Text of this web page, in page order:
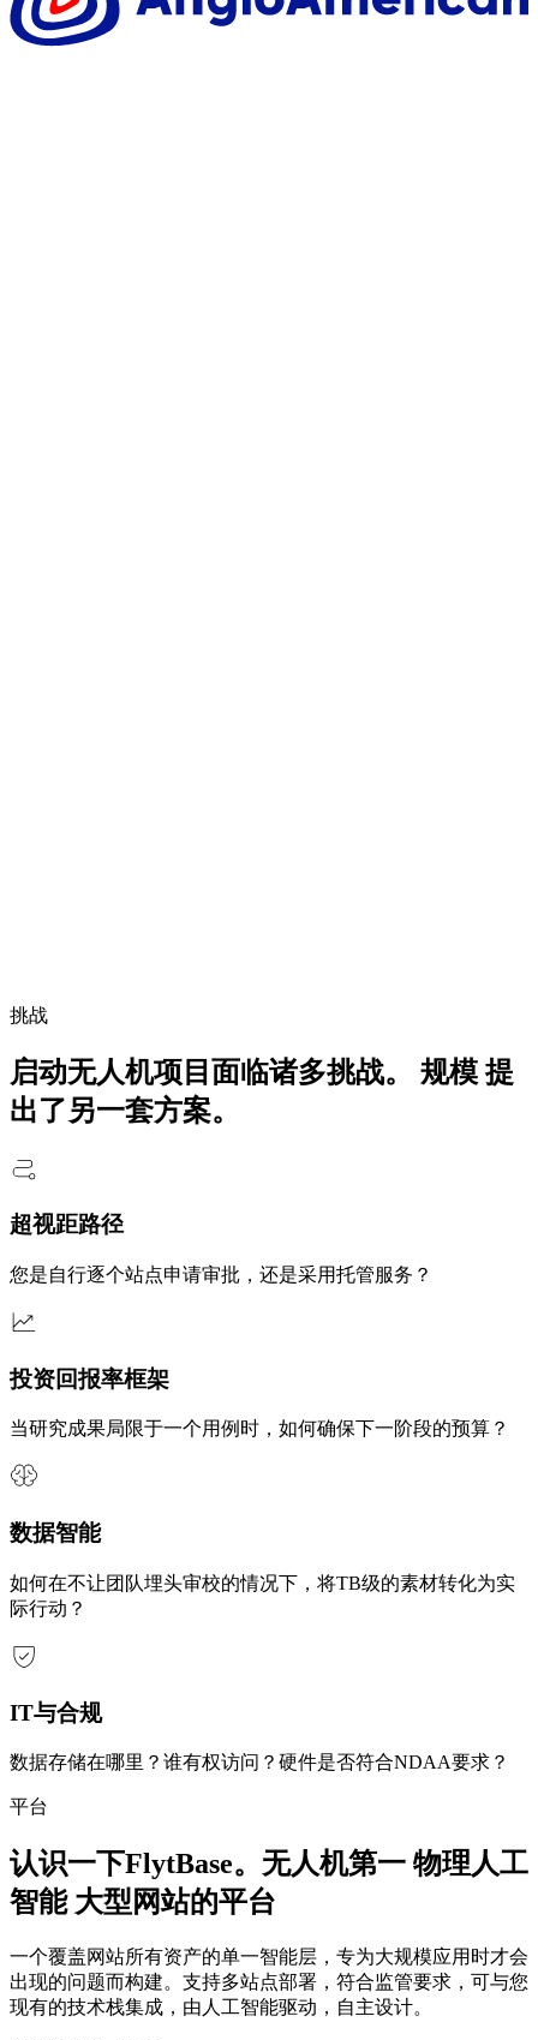
挑战
启动无人机项目面临诸多挑战。 规模 提
出了另一套方案。
超视距路径
您是自行逐个站点申请审批，还是采用托管服务？
投资回报率框架
当研究成果局限于一个用例时，如何确保下一阶段的预算？
数据智能
如何在不让团队埋头审校的情况下，将TB级的素材转化为实
际行动？
IT与合规
数据存储在哪里？谁有权访问？硬件是否符合NDAA要求？
平台
认识一下FlytBase。无人机第一 物理人工
智能大型网站的平台
一个覆盖网站所有资产的单一智能层，专为大规模应用时才会
出现的问题而构建。支持多站点部署，符合监管要求，可与您
现有的技术栈集成，由人工智能驱动，自主设计。